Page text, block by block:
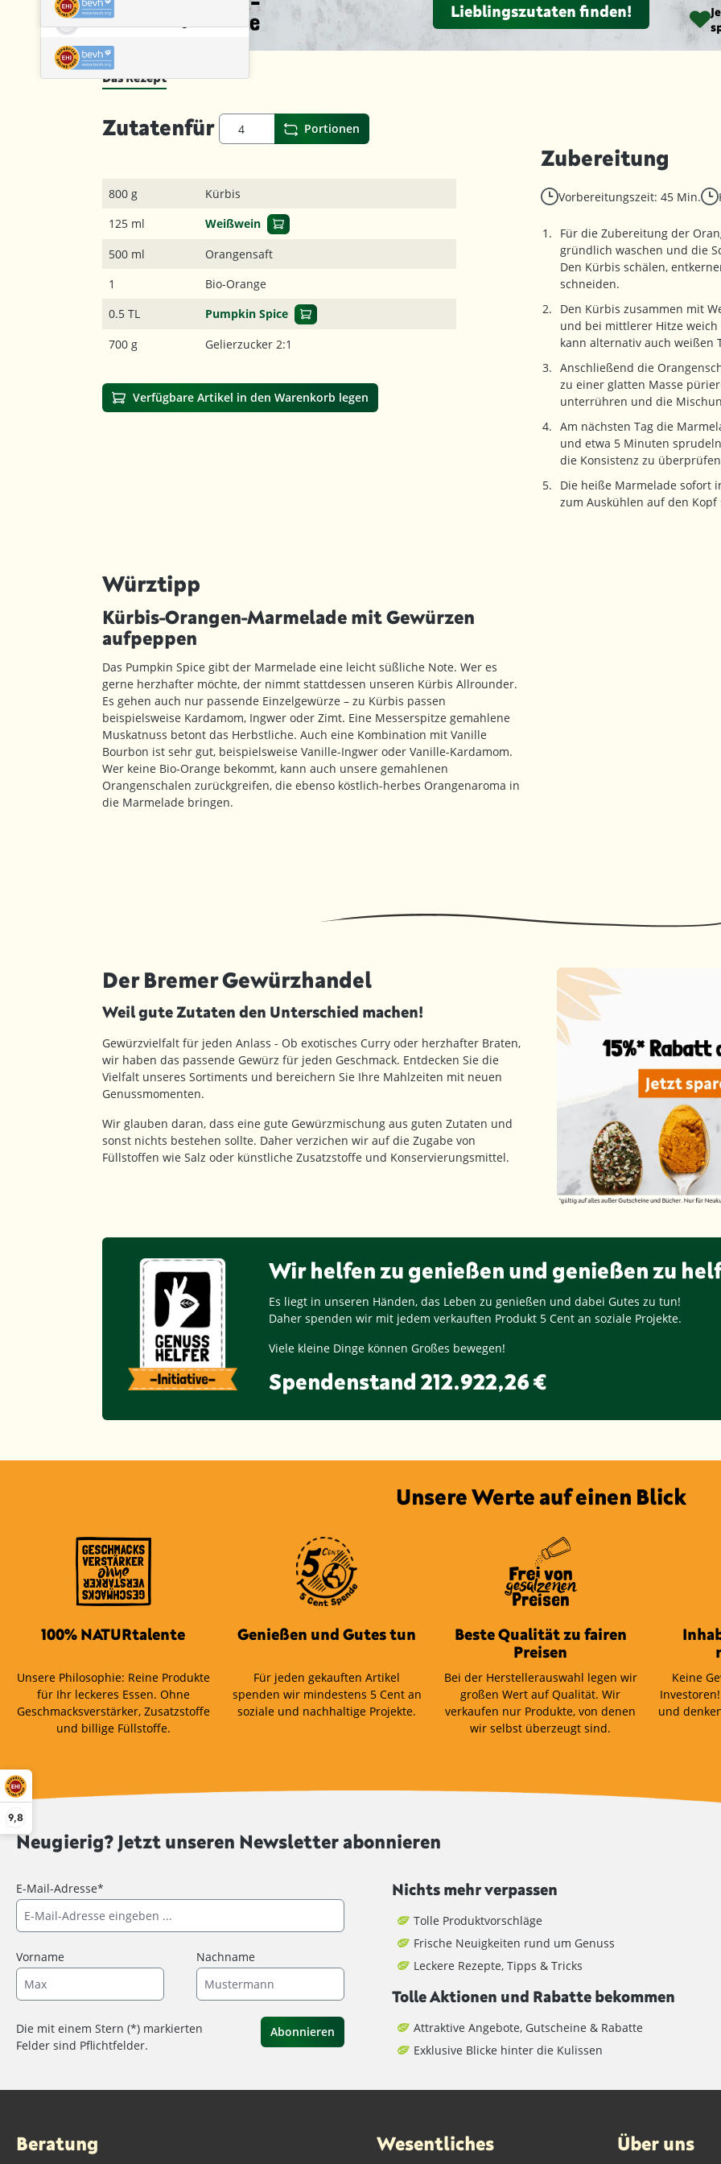
9,8
Lieblingszutaten finden!
Das Rezept
Zutatenfür Portionen
800 g
Kürbis
125 ml
Weißwein
500 ml
Orangensaft
1
Bio-Orange
0.5 TL
Pumpkin Spice
700 g
Gelierzucker 2:1
Verfügbare Artikel in den Warenkorb legen
Zubereitung
Vorbereitungszeit: 45 Min.
Für die Zubereitung der
gründlich waschen und die
Den Kürbis schälen,
schneiden.
Den Kürbis zusammen mit
und bei mittlerer Hitze
kann alternativ auch weißen
Anschließend die
zu einer glatten Masse
unterrühren und die
Am nächsten Tag die
und etwa 5 Minuten
die Konsistenz zu
Die heiße Marmelade sofort
zum Auskühlen auf den Kopf
Würztipp
Kürbis-Orangen-Marmelade mit Gewürzen
aufpeppen
Das Pumpkin Spice gibt der Marmelade eine leicht süßliche Note. Wer es
gerne herzhafter möchte, der nimmt stattdessen unseren Kürbis Allrounder.
Es gehen auch nur passende Einzelgewürze – zu Kürbis passen
beispielsweise Kardamom, Ingwer oder Zimt. Eine Messerspitze gemahlene
Muskatnuss betont das Herbstliche. Auch eine Kombination mit Vanille
Bourbon ist sehr gut, beispielsweise Vanille-Ingwer oder Vanille-Kardamom.
Wer keine Bio-Orange bekommt, kann auch unsere gemahlenen
Orangenschalen zurückgreifen, die ebenso köstlich-herbes Orangenaroma in
die Marmelade bringen.
Der Bremer Gewürzhandel
Weil gute Zutaten den Unterschied machen!
Gewürzvielfalt für jeden Anlass - Ob exotisches Curry oder herzhafter Braten,
wir haben das passende Gewürz für jeden Geschmack. Entdecken Sie die
Vielfalt unseres Sortiments und bereichern Sie Ihre Mahlzeiten mit neuen
Genussmomenten.
Wir glauben daran, dass eine gute Gewürzmischung aus guten Zutaten und
sonst nichts bestehen sollte. Daher verzichen wir auf die Zugabe von
Füllstoffen wie Salz oder künstliche Zusatzstoffe und Konservierungsmittel.
Wir helfen zu genießen und genießen zu
Es liegt in unseren Händen, das Leben zu genießen und dabei Gutes zu tun!
Daher spenden wir mit jedem verkauften Produkt 5 Cent an soziale Projekte.
Viele kleine Dinge können Großes bewegen!
Spendenstand 212.922,26 €
Unsere Werte auf einen Blick
100% NATURtalente
Unsere Philosophie: Reine Produkte
für Ihr leckeres Essen. Ohne
Geschmacksverstärker, Zusatzstoffe
und billige Füllstoffe.
Genießen und Gutes tun
Für jeden gekauften Artikel
spenden wir mindestens 5 Cent an
soziale und nachhaltige Projekte.
Beste Qualität zu fairen
Preisen
Bei der Herstellerauswahl legen wir
großen Wert auf Qualität. Wir
verkaufen nur Produkte, von denen
wir selbst überzeugt sind.
Keine
und
Neugierig? Jetzt unseren Newsletter abonnieren
E-Mail-Adresse*
Vorname Nachname
Die mit einem Stern (*) markierten
Felder sind Pflichtfelder.
Abonnieren
Nichts mehr verpassen
Tolle Produktvorschläge
Frische Neuigkeiten rund um Genuss
Leckere Rezepte, Tipps & Tricks
Tolle Aktionen und Rabatte bekommen
Attraktive Angebote, Gutscheine & Rabatte
Exklusive Blicke hinter die Kulissen
Beratung Wesentliches Über uns